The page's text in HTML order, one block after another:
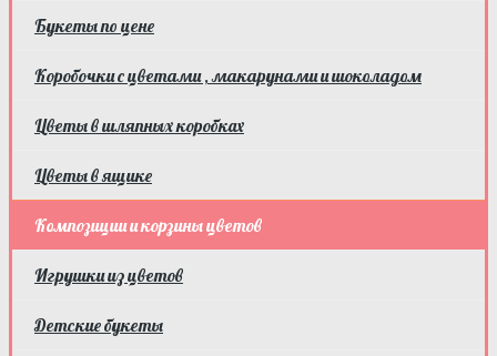
Букеты по цене
Коробочки с цветами , макарунами и шоколадом
Цветы в шляпных коробках
Цветы в ящике
Композиции и корзины цветов
Игрушки из цветов
Детские букеты